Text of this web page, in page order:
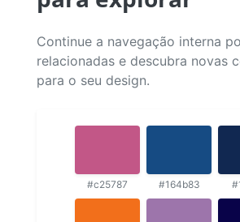
Continue a navegação interna
relacionadas e descubra novas
para o seu design.
#c25787 #164b83